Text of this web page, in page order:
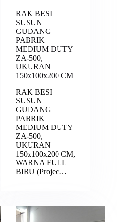
RAK BESI
SUSUN
GUDANG
PABRIK
MEDIUM DUTY
ZA-500,
UKURAN
150x100x200 CM
RAK BESI
SUSUN
GUDANG
PABRIK
MEDIUM DUTY
ZA-500,
UKURAN
150x100x200 CM,
WARNA FULL
BIRU (Projec…